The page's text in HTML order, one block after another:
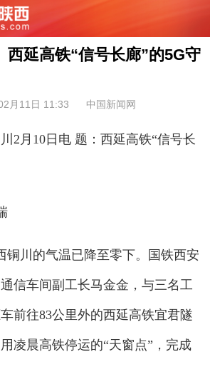
西延高铁“信号长廊”的5G守
月11日 11:33 中国新闻网
月10日电 题：西延高铁“信号长
川的气温已降至零下。国铁西安
信车间副工长马金金，与三名工
前往83公里外的西延高铁宜君隧
凌晨高铁停运的“天窗点”，完成